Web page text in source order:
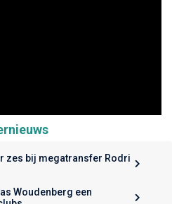
zes bij megatransfer Rodri
Woudenberg een